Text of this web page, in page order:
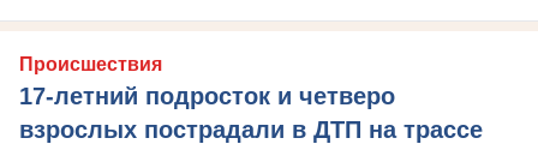
Происшествия
17-летний подросток и четверо
взрослых пострадали в ДТП на трассе